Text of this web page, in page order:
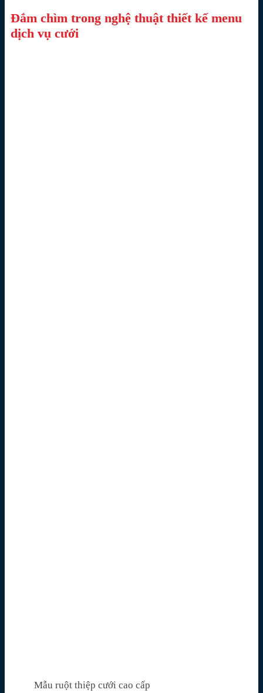
Đắm chìm trong nghệ thuật thiết kế menu
dịch vụ cưới
Mẫu ruột thiệp cưới cao cấp